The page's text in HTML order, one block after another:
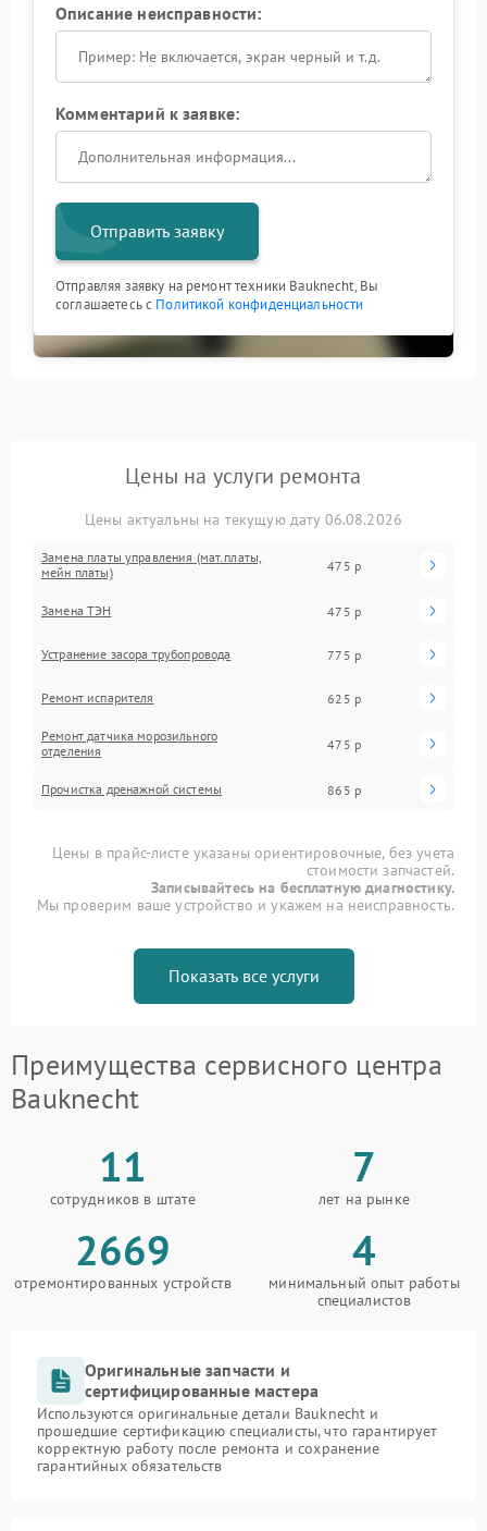
Описание неисправности:
Комментарий к заявке:
Отправить заявку
Отправляя заявку на ремонт техники Bauknecht, Вы
соглашаетесь с Политикой конфиденциальности
Цены на услуги ремонта
Цены актуальны на текущую дату 06.08.2026
Замена платы управления (мат.платы,
мейн платы)
475 р
Замена ТЭН 475 р
Устранение засора трубопровода 775 р
Ремонт испарителя 625 р
Ремонт датчика морозильного
отделения
475 р
Прочистка дренажной системы 865 р
Цены в прайс-листе указаны ориентировочные, без учета
стоимости запчастей.
Записывайтесь на бесплатную диагностику.
Мы проверим ваше устройство и укажем на неисправность.
Показать все услуги
Преимущества сервисного центра
Bauknecht
11
сотрудников в штате
7
лет на рынке
2669
отремонтированных устройств
4
минимальный опыт работы
специалистов
Оригинальные запчасти и
сертифицированные мастера
Используются оригинальные детали Bauknecht и
прошедшие сертификацию специалисты, что гарантирует
корректную работу после ремонта и сохранение
гарантийных обязательств